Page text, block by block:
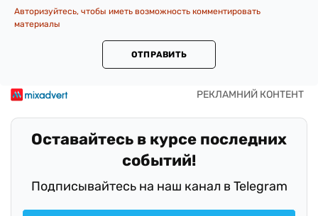
Авторизуйтесь, чтобы иметь возможность комментировать
материалы
ОТПРАВИТЬ
Оставайтесь в курсе последних
событий!
Подписывайтесь на наш канал в Telegram